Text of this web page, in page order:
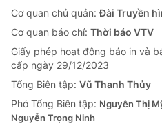
Giải sao mai
Làm đẹp
Chất lượng cuộc sống
Tuyển sinh
Học trực tuyến
Công nghệ
Hitech Công nghệ tương lai
Sản phẩm
Thị trường
Giao lưu trực tuyến
Lịch phát sóng
Cơ quan chủ quản:Đài Truyền
Cơ quan báo chí: Thời báo VTV
Giấy phép hoạt động báo in và
cấp ngày 29/12/2023
Tổng Biên tập: Vũ Thanh Thủy
Phó Tổng Biên tập: Nguyễn Thị
Nguyễn Trọng Ninh